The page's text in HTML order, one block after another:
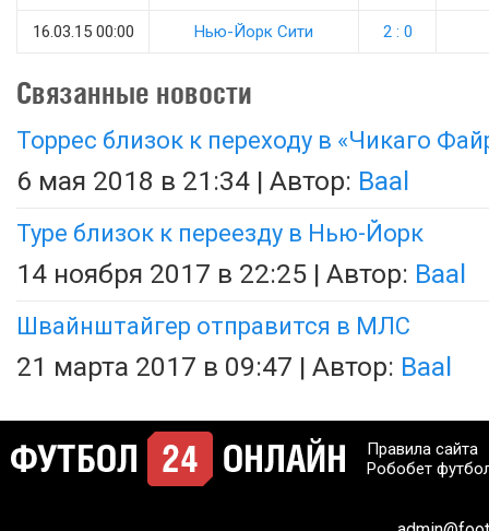
16.03.15 00:00 Нью-Йорк Сити 2 : 0
Связанные новости
Торрес близок к переходу в «Чикаго
6 мая 2018 в 21:34 | Автор: Baal
Туре близок к переезду в Нью-Йорк
14 ноября 2017 в 22:25 | Автор: Baal
Швайнштайгер отправится в МЛС
21 марта 2017 в 09:47 | Автор: Baal
Правила сайта
Робобет